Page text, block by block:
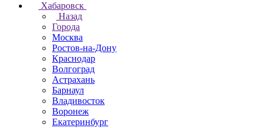
Хабаровск
Назад
Города
Москва
Ростов-на-Дону
Краснодар
Волгоград
Астрахань
Барнаул
Владивосток
Воронеж
Екатеринбург